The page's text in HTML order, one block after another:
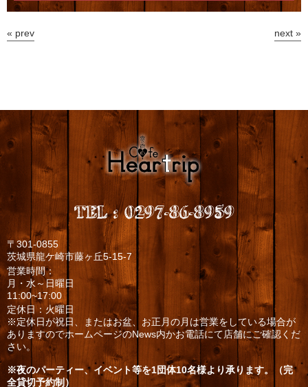
« prev next »
TEL:0297-86-8959
〒301-0855
茨城県龍ケ崎市藤ヶ丘5-15-7
営業時間：
月・水～日曜日
11:00~17:00
定休日：火曜日
※定休日が祝日、またはお盆、お正月の月は営業をしている場合が
ありますのでホームページのNews内かお電話にて店舗にご確認くだ
さい。
※夜のパーティー、イベント等を1団体10名様より承ります。（完
全貸切予約制）